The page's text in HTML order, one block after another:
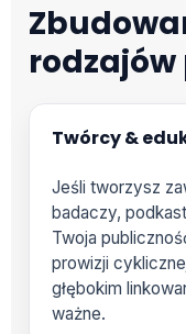
Twórcy &
Jeśli tworzysz
badaczy,
Twoja
prowizji
głębokim
ważne.